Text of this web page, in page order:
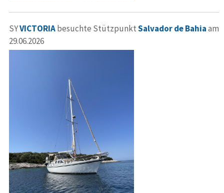
SYVICTORIAbesuchte StützpunktSalvador de Bahiaam
29.06.2026